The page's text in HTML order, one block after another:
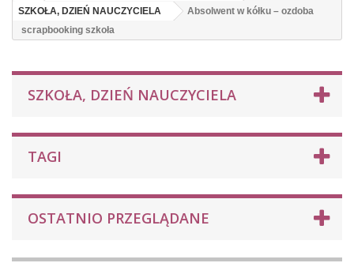
SZKOŁA, DZIEŃ NAUCZYCIELA
Absolwent w kółku – ozdoba
scrapbooking szkoła
SZKOŁA, DZIEŃ NAUCZYCIELA
TAGI
OSTATNIO PRZEGLĄDANE